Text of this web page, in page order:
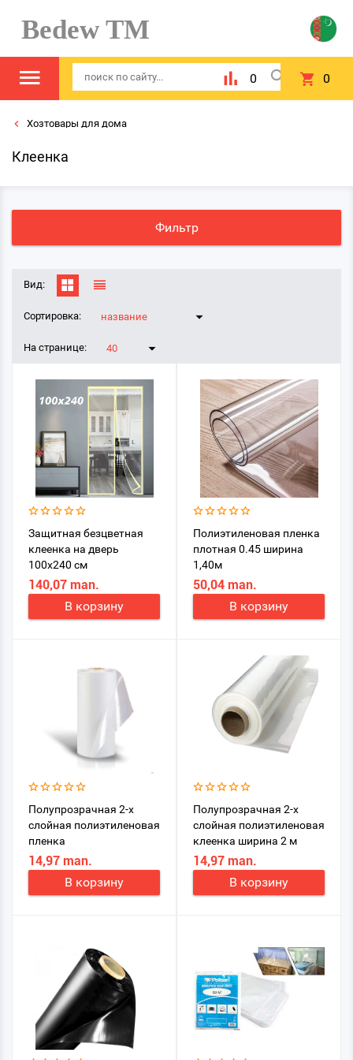
Bedew TM
0 0
Хозтовары для дома
Клеенка
Фильтр
Вид:
Сортировка: название
На странице: 40
Защитная безцветная
клеенка на дверь
100х240 см
140,07 man.
В корзину
Полиэтиленовая пленка
плотная 0.45 ширина
1,40м
50,04 man.
В корзину
Полупрозрачная 2-х
слойная полиэтиленовая
пленка
14,97 man.
В корзину
Полупрозрачная 2-х
слойная полиэтиленовая
клеенка ширина 2 м
14,97 man.
В корзину